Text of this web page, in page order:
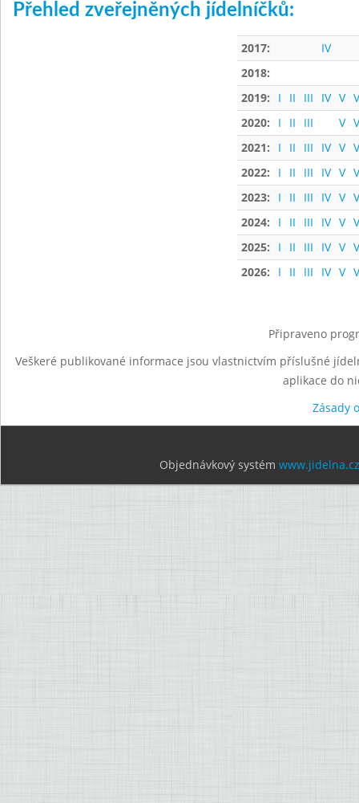
Přehled zveřejněných jídelníčků:
2017:
IV
2018:
2019:
I II III IV V
2020:
I II III V
2021:
I II III IV V
2022:
I II III IV V
2023:
I II III IV V
2024:
I II III IV V
2025:
I II III IV V
2026:
I II III IV V
Připraveno
Veškeré publikované informace jsou vlastnictvím příslušné
aplikace do
Zásady
Objednávkový systém www.jidelna.cz